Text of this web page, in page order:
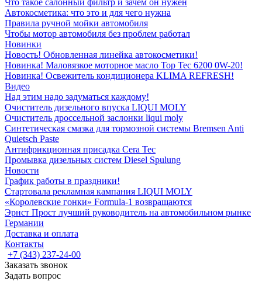
Что такое салонный фильтр и зачем он нужен
Автокосметика: что это и для чего нужна
Правила ручной мойки автомобиля
Чтобы мотор автомобиля без проблем работал
Новинки
Новость! Обновленная линейка автокосметики!
Новинка! Маловязкое моторное масло Top Tec 6200 0W-20!
Новинка! Освежитель кондиционера KLIMA REFRESH!
Видео
Над этим надо задуматься каждому!
Очиститель дизельного впуска LIQUI MOLY
Очиститель дроссельной заслонки liqui moly
Синтетическая смазка для тормозной системы Bremsen Anti
Quietsch Paste
Антифрикционная присадка Cera Tec
Промывка дизельных систем Diesel Spulung
Новости
График работы в праздники!
Стартовала рекламная кампания LIQUI MOLY
«Королевские гонки» Formula-1 возвращаются
Эрнст Прост лучший руководитель на автомобильном рынке
Германии
Доставка и оплата
Контакты
+7 (343) 237-24-00
Заказать звонок
Задать вопрос